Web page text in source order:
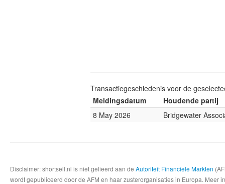
Transactiegeschiedenis voor de
Meldingsdatum
Houdende partij
8 May 2026
Bridgewater
Disclaimer: shortsell.nl is niet gelieerd aan de Autoriteit Financiele Markten
wordt gepubliceerd door de AFM en haar zusterorganisaties in Europa.